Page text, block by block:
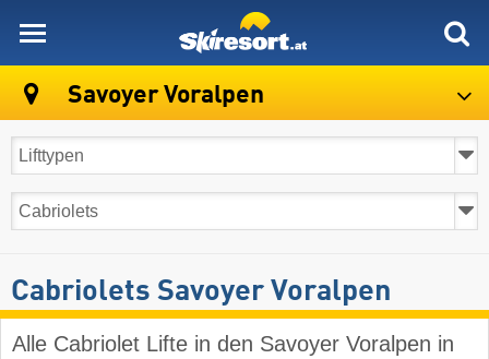
Savoyer Voralpen
Cabriolets Savoyer Voralpen
Alle Cabriolet Lifte in den Savoyer Voralpen in